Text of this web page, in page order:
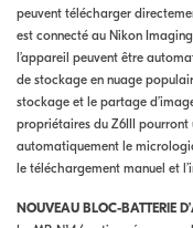
peuvent télécharger
est connecté au Nikon
l’appareil peuvent être
de stockage en nuage
stockage et le partage
propriétaires du Z6III
automatiquement le
le téléchargement manuel et
NOUVEAU BLOC-BATTERIE